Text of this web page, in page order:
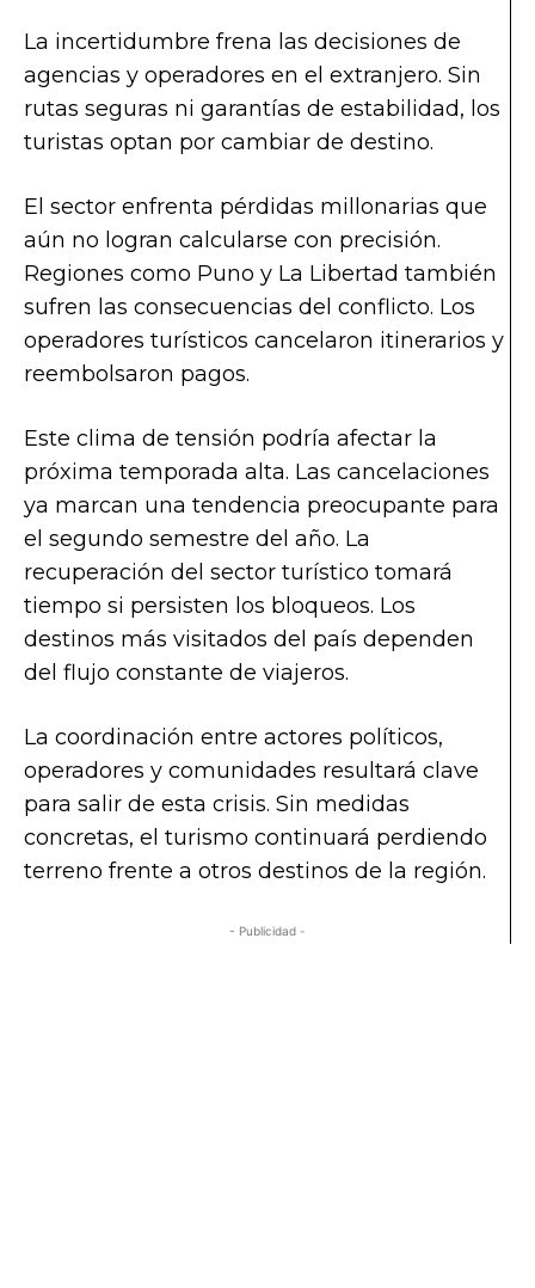
La incertidumbre frena las decisiones de
agencias y operadores en el extranjero. Sin
rutas seguras ni garantías de estabilidad, los
turistas optan por cambiar de destino.
El sector enfrenta pérdidas millonarias que
aún no logran calcularse con precisión.
Regiones como Puno y La Libertad también
sufren las consecuencias del conflicto. Los
operadores turísticos cancelaron itinerarios y
reembolsaron pagos.
Este clima de tensión podría afectar la
próxima temporada alta. Las cancelaciones
ya marcan una tendencia preocupante para
el segundo semestre del año. La
recuperación del sector turístico tomará
tiempo si persisten los bloqueos. Los
destinos más visitados del país dependen
del flujo constante de viajeros.
La coordinación entre actores políticos,
operadores y comunidades resultará clave
para salir de esta crisis. Sin medidas
concretas, el turismo continuará perdiendo
terreno frente a otros destinos de la región.
- Publicidad -